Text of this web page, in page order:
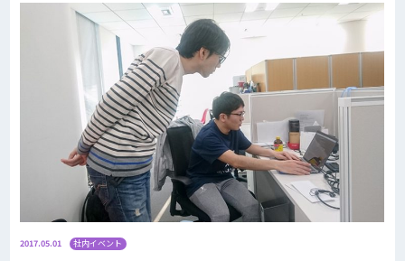
2017.05.01 社内イベント